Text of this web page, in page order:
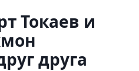
Токаев и
друга